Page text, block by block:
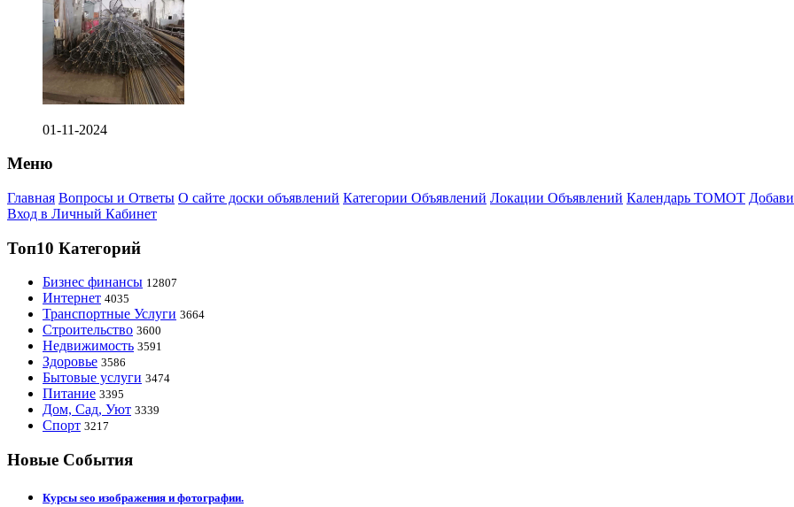
01-11-2024
Меню
Главная Вопросы и Ответы О сайте доски объявлений Категории Объявлений Локации Объявлений Календарь ТОМОТ
Вход в Личный Кабинет
Топ10 Категорий
Бизнес финансы 12807
Интернет 4035
Транспортные Услуги 3664
Строительство 3600
Недвижимость 3591
Здоровье 3586
Бытовые услуги 3474
Питание 3395
Дом, Сад, Уют 3339
Спорт 3217
Новые События
Курсы seo изображения и фотографии.